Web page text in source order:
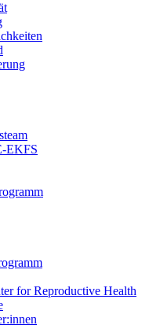
EKFS
for Reproductive Health